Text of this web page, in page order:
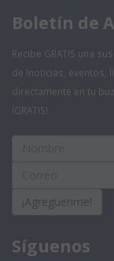
Boletín de
Recibe GRATIS una
de !noticias, eventos,
directamente en tu
!GRATIS!
¡Agreguenme!
Síguenos